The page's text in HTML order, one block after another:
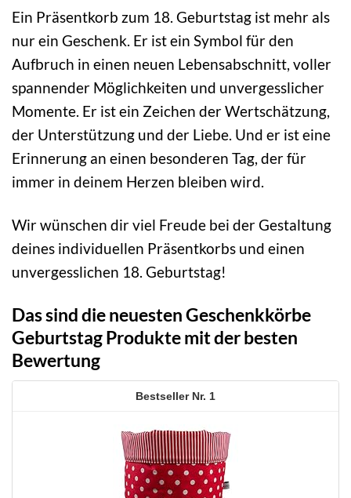
Ein Präsentkorb zum 18. Geburtstag ist mehr als
nur ein Geschenk. Er ist ein Symbol für den
Aufbruch in einen neuen Lebensabschnitt, voller
spannender Möglichkeiten und unvergesslicher
Momente. Er ist ein Zeichen der Wertschätzung,
der Unterstützung und der Liebe. Und er ist eine
Erinnerung an einen besonderen Tag, der für
immer in deinem Herzen bleiben wird.
Wir wünschen dir viel Freude bei der Gestaltung
deines individuellen Präsentkorbs und einen
unvergesslichen 18. Geburtstag!
Das sind die neuesten Geschenkkörbe
Geburtstag Produkte mit der besten
Bewertung
1